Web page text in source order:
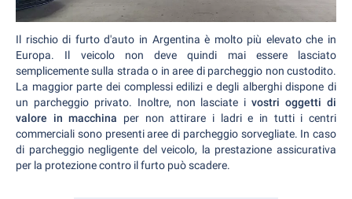
Il rischio di furto d'auto in Argentina è molto più elevato che in
Europa. Il veicolo non deve quindi mai essere lasciato
semplicemente sulla strada o in aree di parcheggio non custodito.
La maggior parte dei complessi edilizi e degli alberghi dispone di
un parcheggio privato. Inoltre, non lasciate ivostri oggetti di
valore in macchina per non attirare i ladri e in tutti i centri
commerciali sono presenti aree di parcheggio sorvegliate. In caso
di parcheggio negligente del veicolo, la prestazione assicurativa
per la protezione contro il furto può scadere.